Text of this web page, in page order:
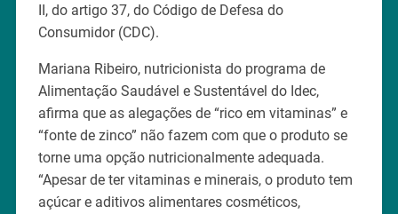
II, do artigo 37, do Código de Defesa do
Consumidor (CDC).
Mariana Ribeiro, nutricionista do programa de
Alimentação Saudável e Sustentável do Idec,
afirma que as alegações de “rico em vitaminas” e
“fonte de zinco” não fazem com que o produto se
torne uma opção nutricionalmente adequada.
“Apesar de ter vitaminas e minerais, o produto tem
açúcar e aditivos alimentares cosméticos,